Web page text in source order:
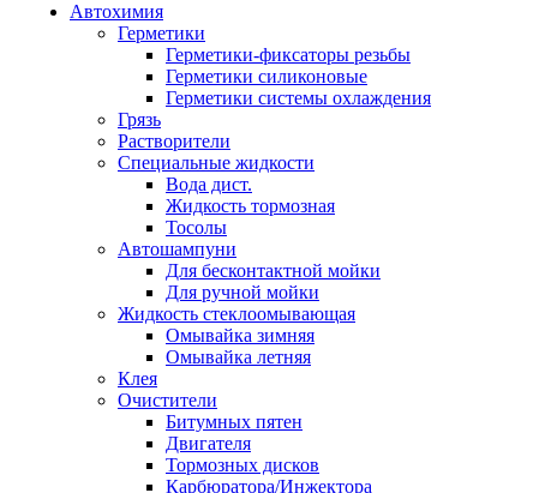
Автохимия
Герметики
Герметики-фиксаторы резьбы
Герметики силиконовые
Герметики системы охлаждения
Грязь
Растворители
Специальные жидкости
Вода дист.
Жидкость тормозная
Тосолы
Автошампуни
Для бесконтактной мойки
Для ручной мойки
Жидкость стеклоомывающая
Омывайка зимняя
Омывайка летняя
Клея
Очистители
Битумных пятен
Двигателя
Тормозных дисков
Карбюратора/Инжектора